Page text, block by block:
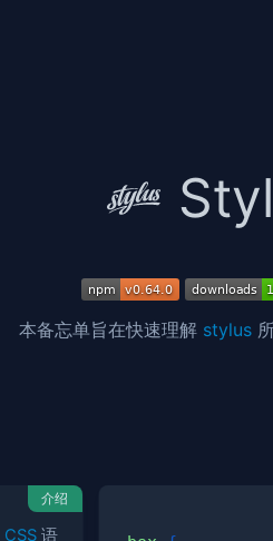
本备忘单旨在快速理解 stylus
介绍
CSS 语